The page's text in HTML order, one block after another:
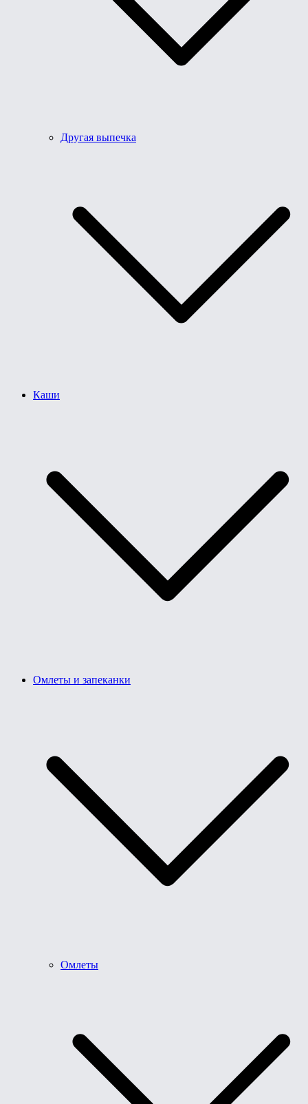
Другая выпечка
Каши
Омлеты и запеканки
Омлеты